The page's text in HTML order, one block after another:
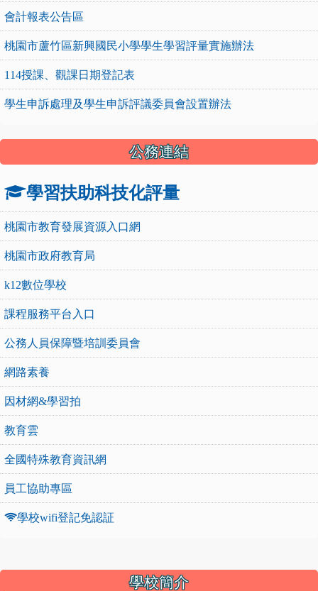
會計報表公告區
桃園市蘆竹區新興國民小學學生學習評量實施辦法
114授課、觀課日期登記表
學生申訴處理及學生申訴評議委員會設置辦法
公務連結
學習扶助科技化評量
桃園市教育發展資源入口網
桃園市政府教育局
k12數位學校
課程服務平台入口
公務人員保障暨培訓委員會
網路素養
因材網&學習拍
教育雲
全國特殊教育資訊網
員工協助專區
學校wifi登記免認証
學校簡介